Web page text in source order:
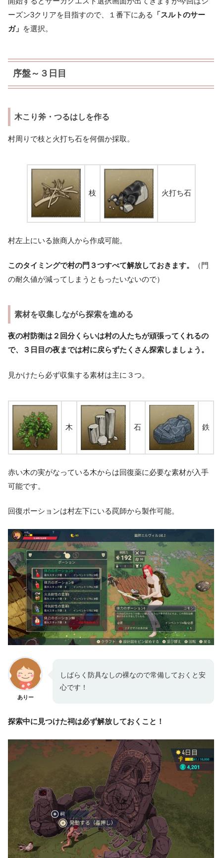
ーズン3クリアを目指すので、１番下にある
「スルトのサー
ガ」
を選択。
序盤～３日目
木こり斧・つるはしを作る
村周りで枝と火打ち石を何個か採取。
枝 火打ち石
村左上にいる旅商人から作成可能。
このタイミングで村の門３つすべて解放しておきます。
（門
の耐久値が減ってしまうともったいないので）
素材を収集しながら探索を進める
夜の村防衛は２回分くらいは村の人たちが頑張ってくれるの
で、３日目の夜までは村に戻らずたくさん探索しましょう。
見かけたら必ず収集する素材は主に３つ。
木 石 鉄
赤い木の実がなっている木からは回復薬に必要な素材が入手
可能です。
回復ポーションは村左下にいる罠師から製作可能。
ありー
しばらく防具なしの裸なので常備しておくと安
心です！
探索中に見つけた祠は必ず解放しておくこと！